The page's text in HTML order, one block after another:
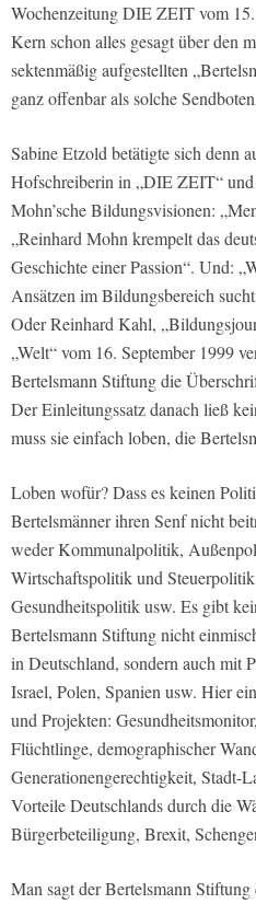
Wochenzeitung DIE ZEIT vom
Kern schon alles gesagt über den
sektenmäßig aufgestellten
ganz offenbar als solche
Sabine Etzold betätigte sich denn
Hofschreiberin in „DIE ZEIT“
Mohn’sche Bildungsvisionen:
„Reinhard Mohn krempelt das
Geschichte einer Passion“. Und:
Ansätzen im Bildungsbereich
Oder Reinhard Kahl,
„Welt“ vom 16. September 1999
Bertelsmann Stiftung die
Der Einleitungssatz danach ließ
muss sie einfach loben, die
Loben wofür? Dass es keinen
Bertelsmänner ihren Senf nicht
weder Kommunalpolitik,
Wirtschaftspolitik und
Gesundheitspolitik usw. Es gibt
Bertelsmann Stiftung nicht
in Deutschland, sondern auch mit
Israel, Polen, Spanien usw. Hier
und Projekten:
Flüchtlinge, demographischer
Generationengerechtigkeit, Stadt-
Vorteile Deutschlands durch die
Bürgerbeteiligung, Brexit,
Man sagt der Bertelsmann